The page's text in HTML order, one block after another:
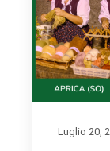
Luglio 20,